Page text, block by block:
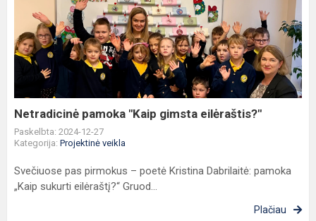
pamoka
"Kaip
gimsta
eilėraštis?"
Netradicinė pamoka "Kaip gimsta eilėraštis?"
Paskelbta: 2024-12-27
Kategorija: Projektinė veikla
Svečiuose pas pirmokus – poetė Kristina Dabrilaitė: pamoka
„Kaip sukurti eilėraštį?“ Gruod...
Plačiau